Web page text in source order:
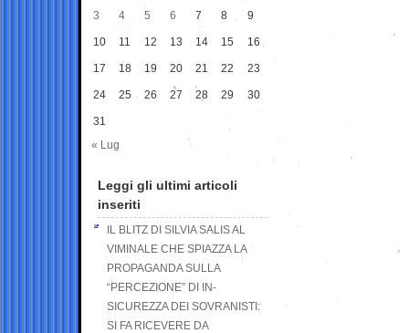
3 4 5 6 7 8 9
10 11 12 13 14 15 16
17 18 19 20 21 22 23
24 25 26 27 28 29 30
31
« Lug
Leggi gli ultimi articoli
inseriti
IL BLITZ DI SILVIA SALIS AL
VIMINALE CHE SPIAZZA LA
PROPAGANDA SULLA
“PERCEZIONE” DI IN-
SICUREZZA DEI SOVRANISTI:
SI FA RICEVERE DA